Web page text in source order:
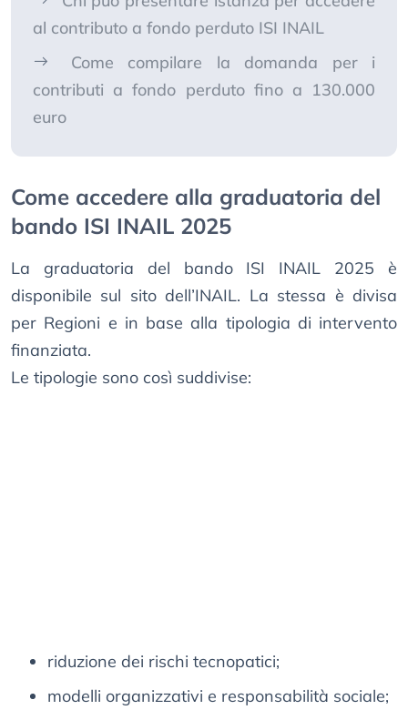
al contributo a fondo perduto ISI INAIL
Come compilare la domanda per i
contributi a fondo perduto fino a 130.000
euro
Come accedere alla graduatoria del
bando ISI INAIL 2025
La graduatoria del bando ISI INAIL 2025 è
disponibile sul sito dell’INAIL. La stessa è divisa
per Regioni e in base alla tipologia di intervento
finanziata.
Le tipologie sono così suddivise:
riduzione dei rischi tecnopatici;
modelli organizzativi e responsabilità sociale;